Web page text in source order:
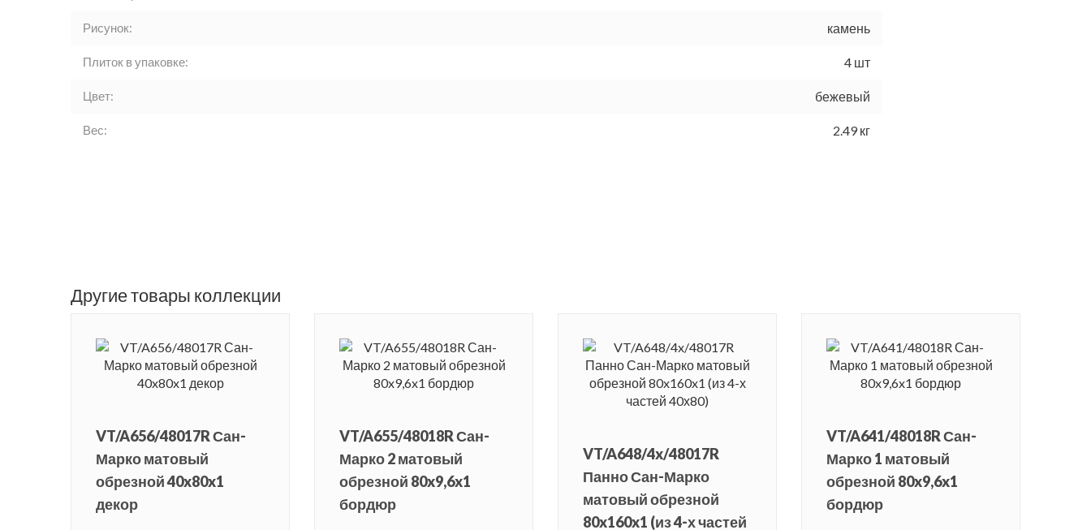
Рисунок: камень
Плиток в упаковке: 4 шт
Цвет: бежевый
Вес: 2.49 кг
Другие товары коллекции
VT/A656/48017R Сан-
Марко матовый
обрезной 40x80x1
декор
VT/A655/48018R Сан-
Марко 2 матовый
обрезной 80x9,6x1
бордюр
VT/A648/4x/48017R
Панно Сан-Марко
матовый обрезной
80x160x1 (из 4-х частей
VT/A641/48018R Сан-
Марко 1 матовый
обрезной 80x9,6x1
бордюр